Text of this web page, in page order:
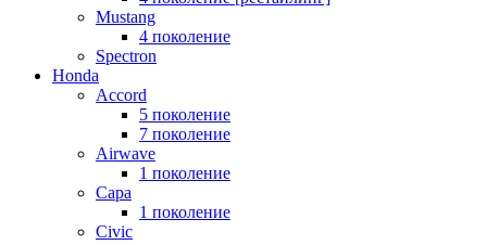
Mustang
4 поколение
Spectron
Honda
Accord
5 поколение
7 поколение
Airwave
1 поколение
Capa
1 поколение
Civic